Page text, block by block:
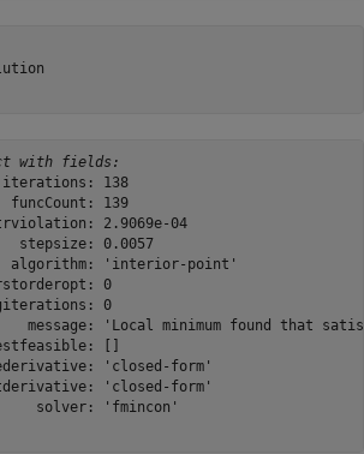
with fields:
138
funcCount: 139
2.9069e-04
stepsize: 0.0057
algorithm: 'interior-point'
0
0
message: 'Local minimum found that
[]
'closed-form'
'closed-form'
solver: 'fmincon'